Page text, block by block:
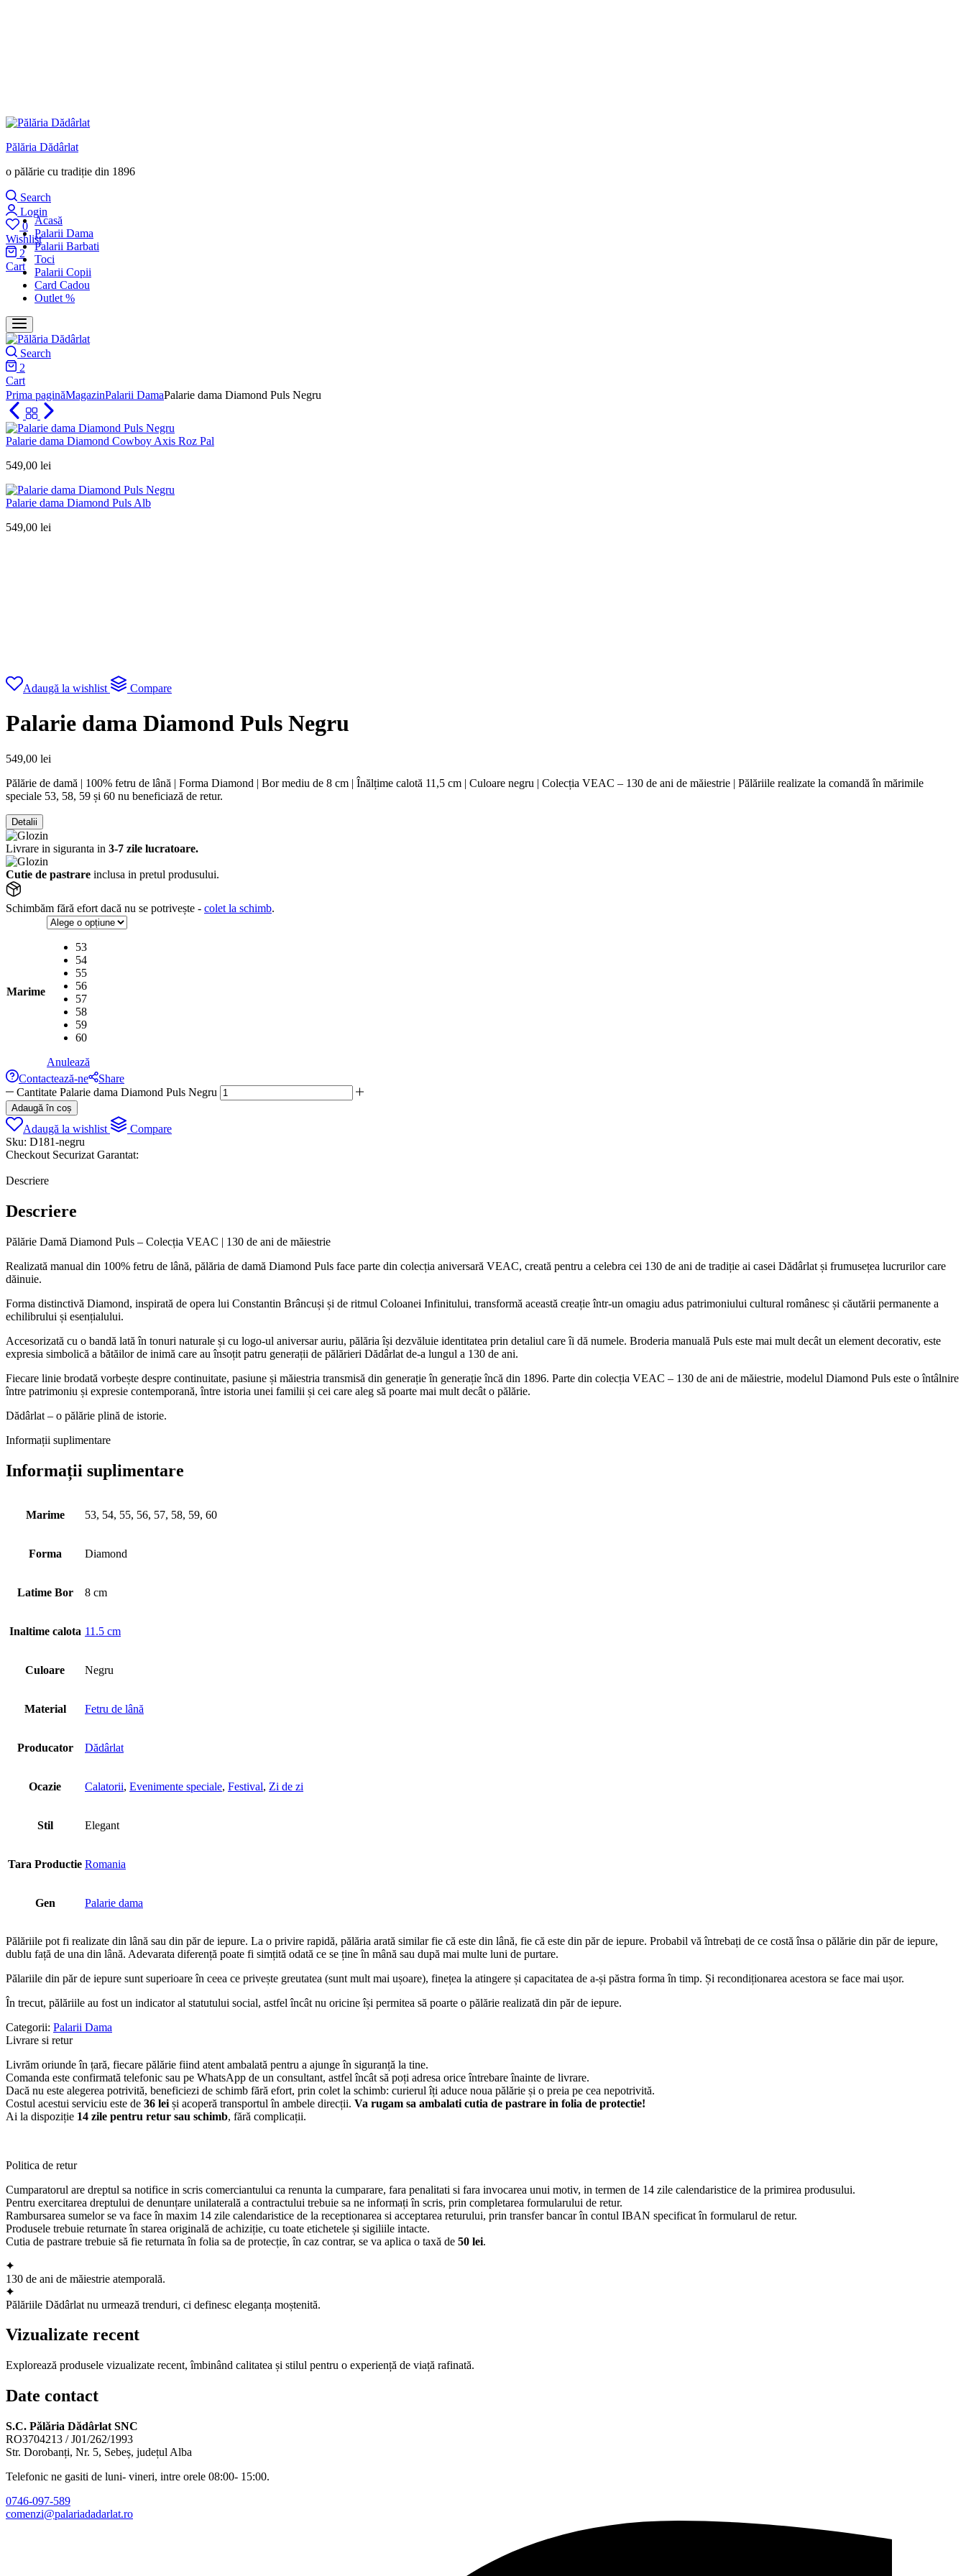
Pălăria Dădârlat
o pălărie cu tradiție din 1896
Search
Login
0
Wishlist
2
Cart
Acasă
Palarii Dama
Palarii Barbati
Toci
Palarii Copii
Card Cadou
Outlet %
Search
2
Cart
Prima paginăMagazinPalarii DamaPalarie dama Diamond Puls Negru
Palarie dama Diamond Cowboy Axis Roz Pal
549,00 lei
Palarie dama Diamond Puls Alb
549,00 lei
Adaugă la wishlist Compare
Palarie dama Diamond Puls Negru
549,00 lei
Pălărie de damă | 100% fetru de lână | Forma Diamond | Bor mediu de 8 cm | Înălțime calotă 11,5 cm | Culoare negru | Colecția VEAC – 130 de ani de măiestrie | Pălăriile realizate la comandă în mărimile
speciale 53, 58, 59 și 60 nu beneficiază de retur.
Detalii
Livrare in siguranta in 3-7 zile lucratoare.
Cutie de pastrare inclusa in pretul produsului.
Schimbăm fără efort dacă nu se potrivește - colet la schimb.
Marime
53
54
55
56
57
58
59
60
Anulează
Contactează-ne
Share
Cantitate Palarie dama Diamond Puls Negru
Adaugă în coș
Adaugă la wishlist
Compare
Sku: D181-negru
Checkout Securizat Garantat:
Descriere
Descriere
Pălărie Damă Diamond Puls – Colecția VEAC | 130 de ani de măiestrie
Realizată manual din 100% fetru de lână, pălăria de damă Diamond Puls face parte din colecția aniversară VEAC, creată pentru a celebra cei 130 de ani de tradiție ai casei Dădârlat și frumusețea lucrurilor care
dăinuie.
Forma distinctivă Diamond, inspirată de opera lui Constantin Brâncuși și de ritmul Coloanei Infinitului, transformă această creație într-un omagiu adus patrimoniului cultural românesc și căutării permanente a
echilibrului și esențialului.
Accesorizată cu o bandă lată în tonuri naturale și cu logo-ul aniversar auriu, pălăria își dezvăluie identitatea prin detaliul care îi dă numele. Broderia manuală Puls este mai mult decât un element decorativ, este
expresia simbolică a bătăilor de inimă care au însoțit patru generații de pălărieri Dădârlat de-a lungul a 130 de ani.
Fiecare linie brodată vorbește despre continuitate, pasiune și măiestria transmisă din generație în generație încă din 1896. Parte din colecția VEAC – 130 de ani de măiestrie, modelul Diamond Puls este o întâlnire
între patrimoniu și expresie contemporană, între istoria unei familii și cei care aleg să poarte mai mult decât o pălărie.
Dădârlat – o pălărie plină de istorie.
Informații suplimentare
Informații suplimentare
Marime 53, 54, 55, 56, 57, 58, 59, 60
Forma Diamond
Latime Bor 8 cm
Inaltime calota 11.5 cm
Culoare Negru
Material Fetru de lână
Producator Dădârlat
Ocazie Calatorii, Evenimente speciale, Festival, Zi de zi
Stil Elegant
Tara Productie Romania
Gen Palarie dama
Pălăriile pot fi realizate din lână sau din păr de iepure. La o privire rapidă, pălăria arată similar fie că este din lână, fie că este din păr de iepure. Probabil vă întrebați de ce costă însa o pălărie din păr de iepure,
dublu față de una din lână. Adevarata diferență poate fi simțită odată ce se ține în mână sau după mai multe luni de purtare.
Pălariile din păr de iepure sunt superioare în ceea ce privește greutatea (sunt mult mai ușoare), finețea la atingere și capacitatea de a-și păstra forma în timp. Și recondiționarea acestora se face mai ușor.
În trecut, pălăriile au fost un indicator al statutului social, astfel încât nu oricine își permitea să poarte o pălărie realizată din păr de iepure.
Categorii: Palarii Dama
Livrare si retur
Livrăm oriunde în țară, fiecare pălărie fiind atent ambalată pentru a ajunge în siguranță la tine.
Comanda este confirmată telefonic sau pe WhatsApp de un consultant, astfel încât să poți adresa orice întrebare înainte de livrare.
Dacă nu este alegerea potrivită, beneficiezi de schimb fără efort, prin colet la schimb: curierul îți aduce noua pălărie și o preia pe cea nepotrivită.
Costul acestui serviciu este de 36 lei și acoperă transportul în ambele direcții. Va rugam sa ambalati cutia de pastrare in folia de protectie!
Ai la dispoziție 14 zile pentru retur sau schimb, fără complicații.
Politica de retur
Cumparatorul are dreptul sa notifice in scris comerciantului ca renunta la cumparare, fara penalitati si fara invocarea unui motiv, in termen de 14 zile calendaristice de la primirea produsului.
Pentru exercitarea dreptului de denunțare unilaterală a contractului trebuie sa ne informați în scris, prin completarea formularului de retur.
Rambursarea sumelor se va face în maxim 14 zile calendaristice de la receptionarea si acceptarea returului, prin transfer bancar în contul IBAN specificat în formularul de retur.
Produsele trebuie returnate în starea originală de achiziție, cu toate etichetele și sigiliile intacte.
Cutia de pastrare trebuie să fie returnata în folia sa de protecție, în caz contrar, se va aplica o taxă de 50 lei.
130 de ani de măiestrie atemporală.
Pălăriile Dădârlat nu urmează trenduri, ci definesc eleganța moștenită.
Vizualizate recent
Explorează produsele vizualizate recent, îmbinând calitatea și stilul pentru o experiență de viață rafinată.
Date contact
S.C. Pălăria Dădârlat SNC
RO3704213 / J01/262/1993
Str. Dorobanți, Nr. 5, Sebeș, județul Alba
Telefonic ne gasiti de luni- vineri, intre orele 08:00- 15:00.
0746-097-589
comenzi@palariadadarlat.ro